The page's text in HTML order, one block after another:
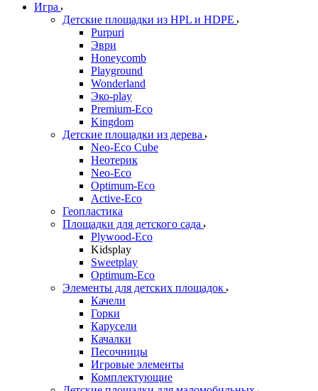
Игра
Детские площадки из HPL и HDPE
Purpuri
Эври
Honeycomb
Playground
Wonderland
Эко-play
Premium-Eco
Kingdom
Детские площадки из дерева
Neo-Eco Cube
Неотерик
Neo-Eco
Оptimum-Еco
Active-Eco
Геопластика
Площадки для детского сада
Plywood-Eco
Kidsplay
Sweetplay
Оptimum-Еco
Элементы для детских площадок
Качели
Горки
Карусели
Качалки
Песочницы
Игровые элементы
Комплектующие